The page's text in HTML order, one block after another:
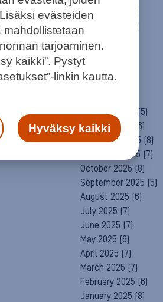
ARCHIVE
August 2026
(1)
July 2026
June 2026
May 2026
April 2026
February 2026
(5)
January 2026
(6)
December 2025 (8)
November 2025 (7)
October 2025 (8)
September 2025 (5)
August 2025 (6)
July 2025 (7)
June 2025 (7)
May 2025 (6)
April 2025 (7)
March 2025 (7)
February 2025 (6)
January 2025 (8)
ovat
evästeiden
tarjoaminen.
kaikki”. Pystyt
linkin kautta.
Hyväksy kaikki